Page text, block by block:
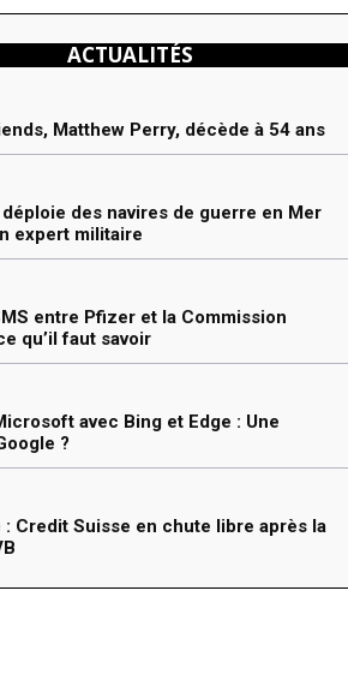
ACTUALITÉS
Matthew Perry, décède à 54 ans
des navires de guerre en Mer
expert militaire
entre Pfizer et la Commission
qu’il faut savoir
avec Bing et Edge : Une
?
: Credit Suisse en chute libre après la